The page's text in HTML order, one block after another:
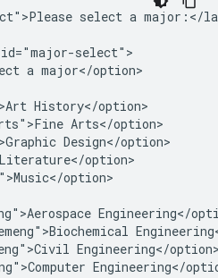
select a major:</
select">
a major</option>
History</option>
Arts</option>
Design</option>
option>
option>
Engineering</
Engineering</
Engineering</